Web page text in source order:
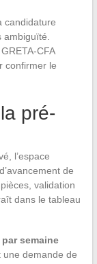
candidature
ambiguïté.
CFA
confirmer le
pré-
l’espace
de
validation
dans le tableau
semaine
demande de